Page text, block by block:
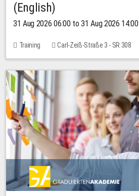
(English)
31 Aug 2026 06:00 to 31 Aug 2026 14:00
Training Carl-Zeiß-Straße 3 - SR 308